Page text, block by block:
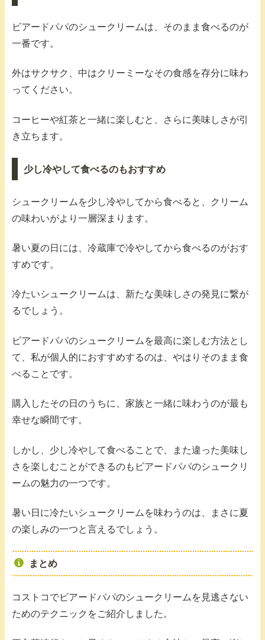
ビアードパパのシュークリームは、そのまま食べるのが
一番です。
外はサクサク、中はクリーミーなその食感を存分に味わ
ってください。
コーヒーや紅茶と一緒に楽しむと、さらに美味しさが引
き立ちます。
少し冷やして食べるのもおすすめ
シュークリームを少し冷やしてから食べると、クリーム
の味わいがより一層深まります。
暑い夏の日には、冷蔵庫で冷やしてから食べるのがおす
すめです。
冷たいシュークリームは、新たな美味しさの発見に繋が
るでしょう。
ビアードパパのシュークリームを最高に楽しむ方法とし
て、私が個人的におすすめするのは、やはりそのまま食
べることです。
購入したその日のうちに、家族と一緒に味わうのが最も
幸せな瞬間です。
しかし、少し冷やして食べることで、また違った美味し
さを楽しむことができるのもビアードパパのシュークリ
ームの魅力の一つです。
暑い日に冷たいシュークリームを味わうのは、まさに夏
の楽しみの一つと言えるでしょう。
まとめ
コストコでビアードパパのシュークリームを見逃さない
ためのテクニックをご紹介しました。